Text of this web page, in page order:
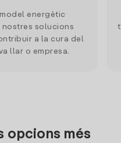
energètic
solucions
a la cura del
llar o empresa.
opcions més